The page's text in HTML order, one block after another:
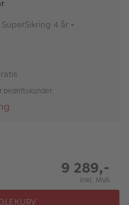
4 år -
bedriftskunder.
9 289,-
Inkl. MVA